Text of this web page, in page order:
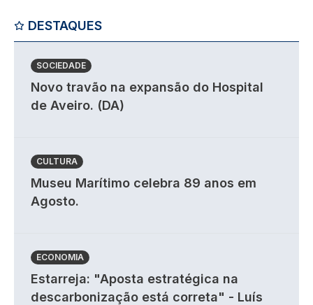
DESTAQUES
SOCIEDADE
Novo travão na expansão do Hospital
de Aveiro. (DA)
CULTURA
Museu Marítimo celebra 89 anos em
Agosto.
ECONOMIA
Estarreja: "Aposta estratégica na
descarbonização está correta" - Luís